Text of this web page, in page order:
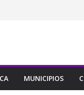
MUNICIPIOS